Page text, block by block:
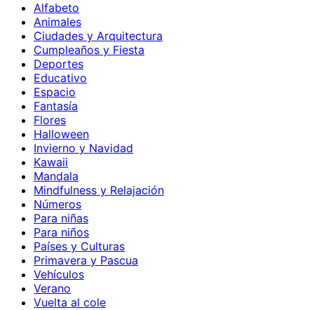
Alfabeto
Animales
Ciudades y Arquitectura
Cumpleaños y Fiesta
Deportes
Educativo
Espacio
Fantasía
Flores
Halloween
Invierno y Navidad
Kawaii
Mandala
Mindfulness y Relajación
Números
Para niñas
Para niños
Países y Culturas
Primavera y Pascua
Vehículos
Verano
Vuelta al cole